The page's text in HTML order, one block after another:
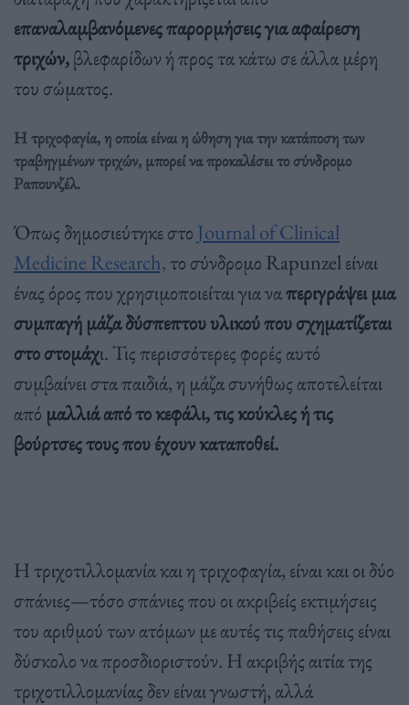
επαναλαμβανόμενες παρορμήσεις για αφαίρεση
τριχών,βλεφαρίδων ή προς τα κάτω σε άλλα μέρη
του σώματος.
Η τριχοφαγία, η οποία είναι η ώθηση για την κατάποση των
τραβηγμένων τριχών, μπορεί να προκαλέσει το σύνδρομο
Ραπουνζέλ.
Όπως δημοσιεύτηκε στο Journal of Clinical
Medicine Research,το σύνδρομο Rapunzel είναι
ένας όρος που χρησιμοποιείται για ναπεριγράψει μια
συμπαγή μάζα δύσπεπτου υλικού που σχηματίζεται
στο στομάχι. Τις περισσότερες φορές αυτό
συμβαίνει στα παιδιά, η μάζα συνήθως αποτελείται
από μαλλιά από το κεφάλι, τις κούκλες ή τις
βούρτσες τους που έχουν καταποθεί.
Η τριχοτιλλομανία και η τριχοφαγία, είναι και οι δύο
σπάνιες—τόσο σπάνιες που οι ακριβείς εκτιμήσεις
του αριθμού των ατόμων με αυτές τις παθήσεις είναι
δύσκολο να προσδιοριστούν. Η ακριβής αιτία της
τριχοτιλλομανίας δεν είναι γνωστή, αλλά